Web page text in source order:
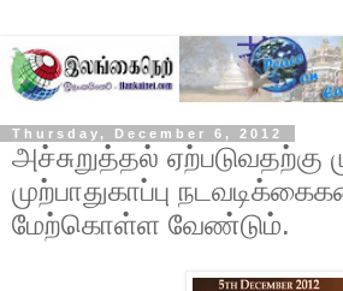
Thursday, December 6, 2012
அச்சுறுத்தல் ஏற்படுவதற்கு
முற்பாதுகாப்பு
மேற்கொள்ள வேண்டும்.